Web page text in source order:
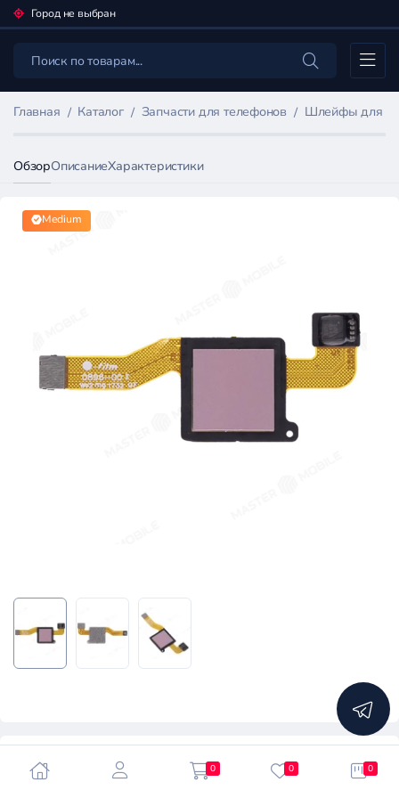
Город не выбран
Каталог
Главная Каталог Запчасти для телефонов Шлейфы для
ОбзорОписаниеХарактеристики
Medium
5.0
0 0 0